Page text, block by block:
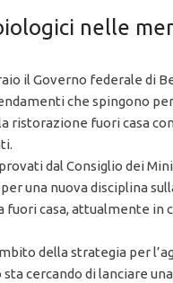
nelle
il Governo federale di
che spingono
ristorazione fuori casa
dal Consiglio dei
una nuova disciplina
fuori casa, attualmente in
della strategia per
cercando di lanciare una